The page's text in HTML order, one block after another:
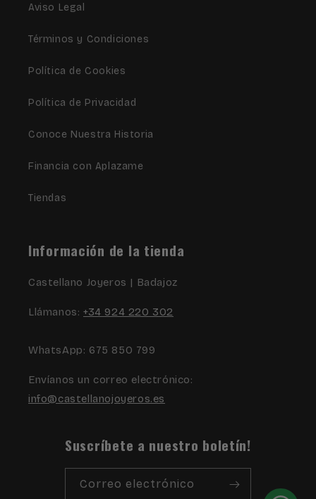
Aviso Legal
Términos y Condiciones
Política de Cookies
Política de Privacidad
Conoce Nuestra Historia
Financia con Aplazame
Tiendas
Información de la tienda
Castellano Joyeros | Badajoz
Llámanos: +34 924 220 302
WhatsApp: 675 850 799
Envíanos un correo electrónico:
info@castellanojoyeros.es
Suscríbete a nuestro boletín!
Correo electrónico